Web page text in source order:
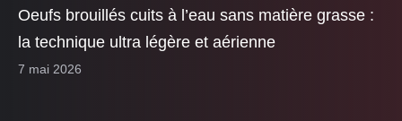
Oeufs brouillés cuits à l’eau sans matière grasse :
la technique ultra légère et aérienne
7 mai 2026